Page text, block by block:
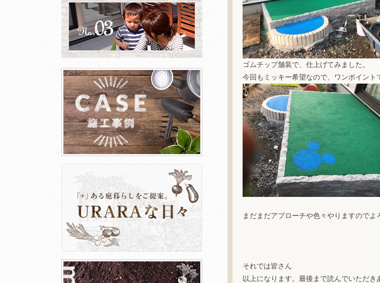
ゴムチップ舗装で、仕上げてみました。
今回もミッキー希望なので、ワンポイント
まだまだアプローチや色々やりますのでよ
それでは皆さん
以上になります。最後まで読んでいただき